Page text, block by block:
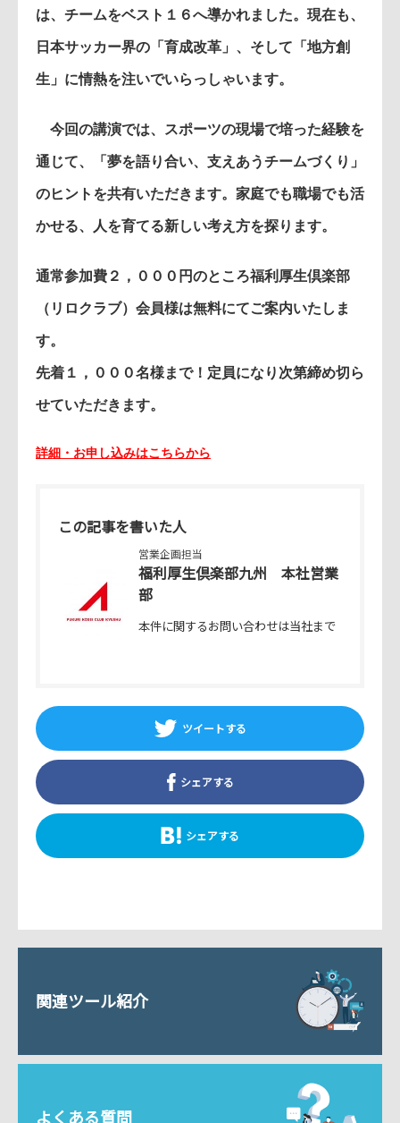
は、チームをベスト１６へ導かれました。現在も、
日本サッカー界の「育成改革」、そして「地方創
生」に情熱を注いでいらっしゃいます。
今回の講演では、スポーツの現場で培った経験を
通じて、「夢を語り合い、支えあうチームづくり」
のヒントを共有いただきます。家庭でも職場でも活
かせる、人を育てる新しい考え方を探ります。
通常参加費２，０００円のところ福利厚生倶楽部
（リロクラブ）会員様は無料にてご案内いたしま
す。
先着１，０００名様まで！定員になり次第締め切ら
せていただきます。
詳細・お申し込みはこちらから
この記事を書いた人
営業企画担当
福利厚生倶楽部九州 本社営業
部
本件に関するお問い合わせは当社まで
ツイートする
シェアする
シェアする
関連ツール紹介
よくある質問